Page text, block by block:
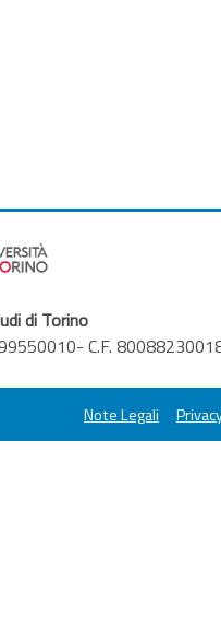
di Torino
C.F.
Note Legali